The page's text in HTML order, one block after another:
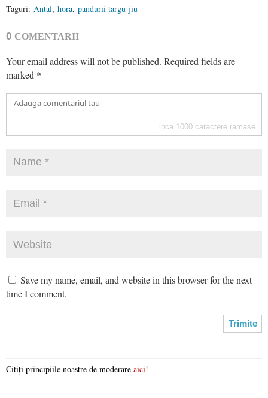
Taguri: Antal, hora, pandurii targu-jiu
0 COMENTARII
Your email address will not be published. Required fields are
marked *
inca 1000 caractere ramase
Save my name, email, and website in this browser for the next
time I comment.
Citiți principiile noastre de moderare aici!